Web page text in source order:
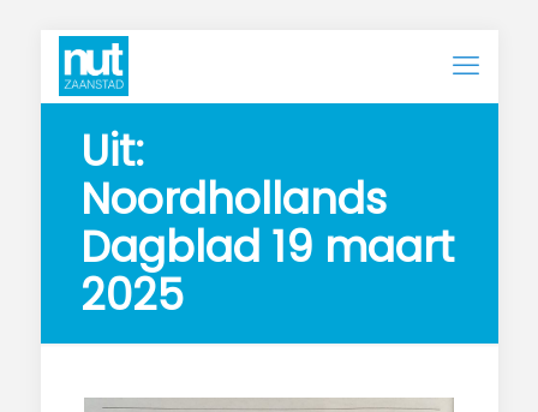
Uit:
Noordhollands
Dagblad 19 maart
2025